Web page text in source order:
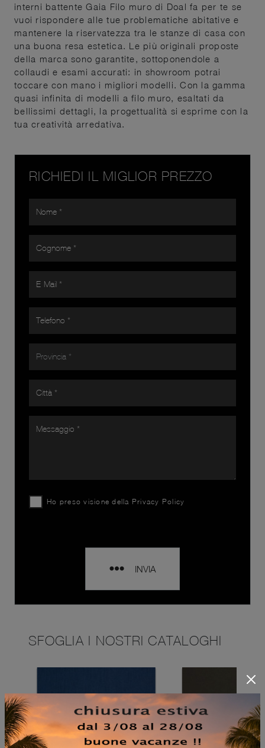
interni battente Gaia Filo muro di Doal fa per te se
vuoi rispondere alle tue problematiche abitative e
mantenere la riservatezza tra le stanze di casa con
una buona resa estetica. Le più originali proposte
della marca sono garantite, sottoponendole a
collaudi e esami accurati: in showroom potrai
toccare con mano i migliori modelli. Con la gamma
quasi infinita di modelli a filo muro, esaltati da
bellissimi dettagli, la progettualità si esprime con la
tua creatività arredativa.
RICHIEDI IL MIGLIOR PREZZO
Ho preso visione della Privacy Policy
INVIA
SFOGLIA I NOSTRI CATALOGHI